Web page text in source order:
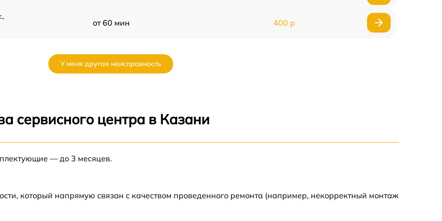
от 60 мин 400 р
от 60 мин
У меня другая неисправность
сервисного центра в Казани
— до 3 месяцев.
который напрямую связан с качеством проведенного ремонта (например, некорректный монтаж